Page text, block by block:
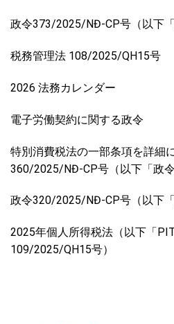
政令373/2025/NĐ-CP号（以下「
税務管理法 108/2025/QH15号
2026 法務カレンダー
電子労働契約に関する政令
特別消費税法の一部条項を詳細
360/2025/NĐ-CP号（以下「政令
政令320/2025/NĐ-CP号（以下「
2025年個人所得税法（以下「
109/2025/QH15号）